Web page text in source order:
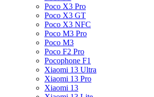
Poco X3 Pro
Poco X3 GT
Poco X3 NFC
Poco M3 Pro
Poco M3
Poco F2 Pro
Pocophone F1
Xiaomi 13 Ultra
Xiaomi 13 Pro
Xiaomi 13